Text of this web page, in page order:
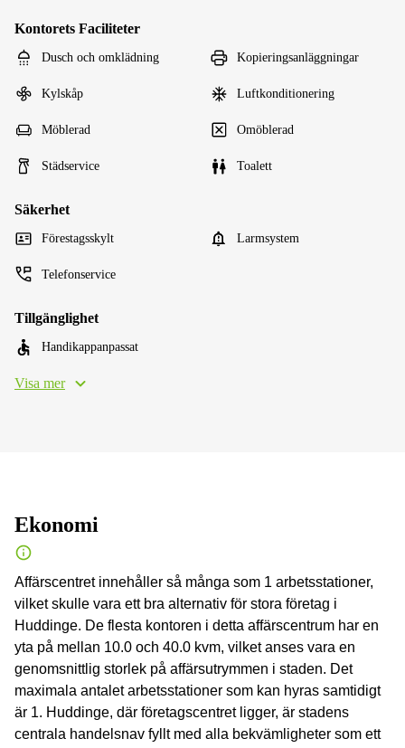
Kontorets Faciliteter
Dusch och omklädning Kopieringsanläggningar
Kylskåp Luftkonditionering
Möblerad Omöblerad
Städservice Toalett
Säkerhet
Förestagsskylt Larmsystem
Telefonservice
Tillgänglighet
Handikappanpassat
Visa mer
Ekonomi
Affärscentret innehåller så många som 1 arbetsstationer,
vilket skulle vara ett bra alternativ för stora företag i
Huddinge. De flesta kontoren i detta affärscentrum har en
yta på mellan 10.0 och 40.0 kvm, vilket anses vara en
genomsnittlig storlek på affärsutrymmen i staden. Det
maximala antalet arbetsstationer som kan hyras samtidigt
är 1. Huddinge, där företagscentret ligger, är stadens
centrala handelsnav fyllt med alla bekvämligheter som ett